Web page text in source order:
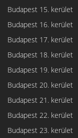
Budapest 15. kerület
Budapest 16. kerület
Budapest 17. kerület
Budapest 18. kerület
Budapest 19. kerület
Budapest 20. kerület
Budapest 21. kerület
Budapest 22. kerület
Budapest 23. kerület